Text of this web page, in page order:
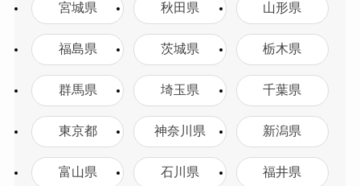
宮城県 秋田県 山形県
福島県 茨城県 栃木県
群馬県 埼玉県 千葉県
東京都 神奈川県 新潟県
富山県 石川県 福井県